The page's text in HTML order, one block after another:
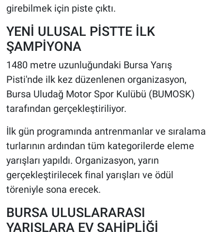
girebilmek için piste çıktı.
YENİ ULUSAL PİSTTE İLK
ŞAMPİYONA
1480 metre uzunluğundaki Bursa Yarış
Pisti'nde ilk kez düzenlenen organizasyon,
Bursa Uludağ Motor Spor Kulübü (BUMOSK)
tarafından gerçekleştiriliyor.
İlk gün programında antrenmanlar ve sıralama
turlarının ardından tüm kategorilerde eleme
yarışları yapıldı. Organizasyon, yarın
gerçekleştirilecek final yarışları ve ödül
töreniyle sona erecek.
BURSA ULUSLARARASI
YARIŞLARA EV SAHİPLİĞİ